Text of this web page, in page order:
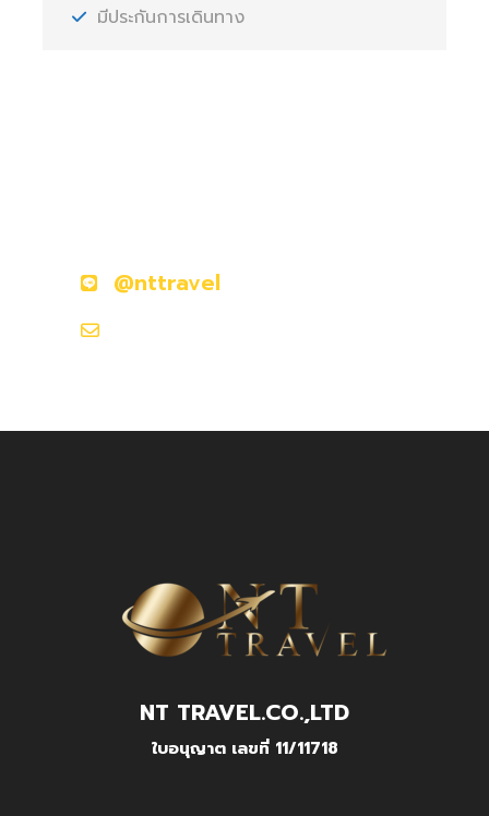
มีประกันการเดินทาง
@nttravel
NT TRAVEL.CO.,LTD
ใบอนุญาต เลขที่ 11/11718